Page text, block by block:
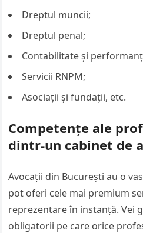
Dreptul muncii;
Dreptul penal;
Contabilitate și
Servicii RNPM;
Asociații și fundații, etc.
Competențe ale
dintr-un cabinet de
Avocații din București au o
pot oferi cele mai premium
reprezentare în instanță. Vei
obligatorii pe care orice